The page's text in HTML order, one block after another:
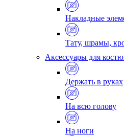
Накладные
Тату, шрамы,
Аксессуары для
Держать в руках
На всю голову
На ноги